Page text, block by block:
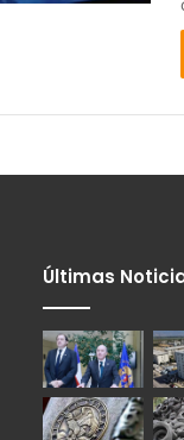
Últimas